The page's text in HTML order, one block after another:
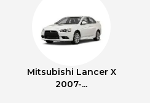
Mitsubishi Lancer X
2007-...